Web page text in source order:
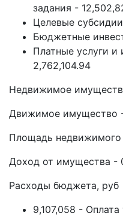
задания -
Целевые
Бюджетные
Платные услуги и
2,762,104.94
Недвижимое
Движимое имущество
Площадь
Доход от имущества -
Расходы бюджета, руб
9,107,058 -